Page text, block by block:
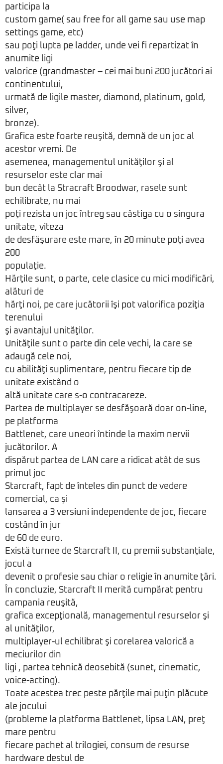
participa la
custom game( sau free for all game sau use map
settings game, etc)
sau poţi lupta pe ladder, unde vei fi repartizat în
anumite ligi
valorice (grandmaster – cei mai buni 200 jucători ai
continentului,
urmată de ligile master, diamond, platinum, gold,
silver,
bronze).
Grafica este foarte reuşită, demnă de un joc al
acestor vremi. De
asemenea, managementul unităţilor şi al
resurselor este clar mai
bun decât la Stracraft Broodwar, rasele sunt
echilibrate, nu mai
poţi rezista un joc întreg sau câstiga cu o singura
unitate, viteza
de desfăşurare este mare, în 20 minute poţi avea
200
populaţie.
Hărţile sunt, o parte, cele clasice cu mici modificări,
alături de
hărţi noi, pe care jucătorii îşi pot valorifica poziţia
terenului
şi avantajul unităţilor.
Unităţile sunt o parte din cele vechi, la care se
adaugă cele noi,
cu abilităţi suplimentare, pentru fiecare tip de
unitate existând o
altă unitate care s-o contracareze.
Partea de multiplayer se desfăşoară doar on-line,
pe platforma
Battlenet, care uneori întinde la maxim nervii
jucătorilor. A
dispărut partea de LAN care a ridicat atât de sus
primul joc
Starcraft, fapt de înteles din punct de vedere
comercial, ca şi
lansarea a 3 versiuni independente de joc, fiecare
costând în jur
de 60 de euro.
Există turnee de Starcraft II, cu premii substanţiale,
jocul a
devenit o profesie sau chiar o religie în anumite ţări.
În concluzie, Starcraft II merită cumpărat pentru
campania reuşită,
grafica excepţională, managementul resurselor şi
al unităţilor,
multiplayer-ul echilibrat şi corelarea valorică a
meciurilor din
ligi , partea tehnică deosebită (sunet, cinematic,
voice-acting).
Toate acestea trec peste părţile mai puţin plăcute
ale jocului
(probleme la platforma Battlenet, lipsa LAN, preţ
mare pentru
fiecare pachet al trilogiei, consum de resurse
hardware destul de